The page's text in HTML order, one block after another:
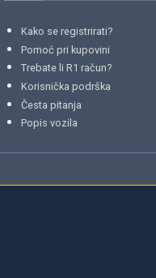
Kako se registrirati?
Pomoć pri kupovini
Trebate li R1 račun?
Korisnička podrška
Česta pitanja
Popis vozila